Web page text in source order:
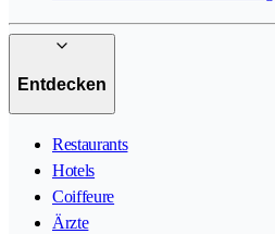
Entdecken
Restaurants
Hotels
Coiffeure
Ärzte